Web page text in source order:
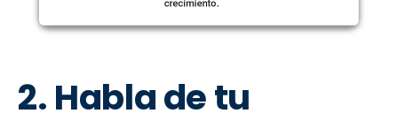
2. Habla de tu